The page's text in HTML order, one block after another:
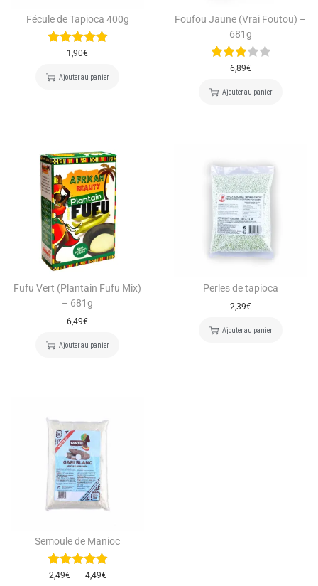
Fécule de Tapioca 400g
1,90€
Ajouter au panier
Foufou Jaune (Vrai Foutou) –
681g
6,89€
Ajouter au panier
Fufu Vert (Plantain Fufu Mix)
– 681g
6,49€
Ajouter au panier
Perles de tapioca
2,39€
Ajouter au panier
Semoule de Manioc
2,49€ – 4,49€